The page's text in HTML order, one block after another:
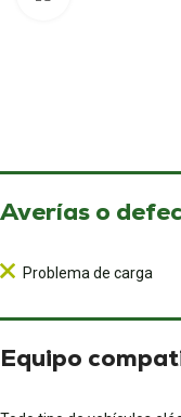
Averías o
Problema de carga
Equipo